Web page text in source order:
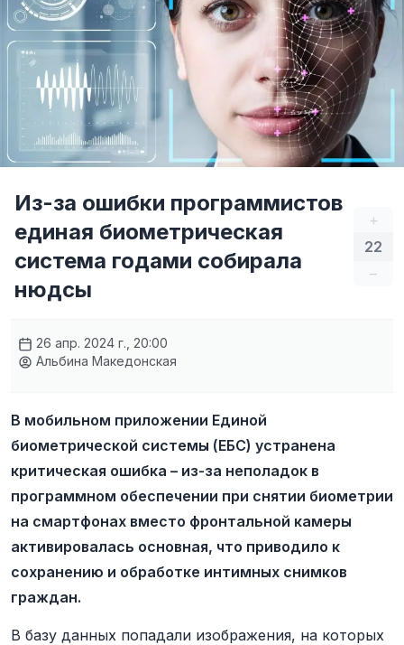
+
22
–
Из-за ошибки программистов
единая биометрическая
система годами собирала
нюдсы
26 апр. 2024 г., 20:00
Альбина Македонская
В мобильном приложении Единой
биометрической системы (ЕБС) устранена
критическая ошибка – из-за неполадок в
программном обеспечении при снятии биометрии
на смартфонах вместо фронтальной камеры
активировалась основная, что приводило к
сохранению и обработке интимных снимков
граждан.
В базу данных попадали изображения, на которых